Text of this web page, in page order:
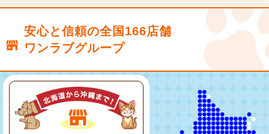
安心と信頼の全国166店舗
ワンラブグループ